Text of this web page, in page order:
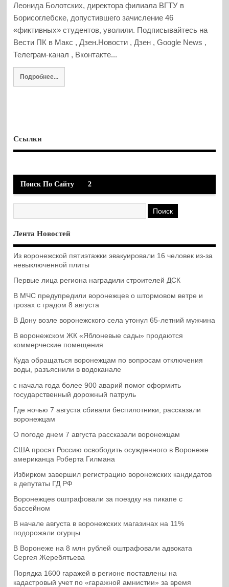
Леонида Болотских, директора филиала ВГТУ в
Борисоглебске, допустившего зачисление 46
«фиктивных» студентов, уволили. Подписывайтесь на
Вести ПК в Макс , Дзен.Новости , Дзен , Google News ,
Телеграм-канал , Вконтакте...
Подробнее...
Ссылки
Поиск По Сайту 2
Лента Новостей
Из воронежской пятиэтажки эвакуировали 16 человек из-за
невыключенной плиты
Первые лица региона наградили строителей ДСК
В МЧС предупредили воронежцев о штормовом ветре и
грозах с градом 8 августа
В Дону возле воронежского села утонул 65-летний мужчина
В воронежском ЖК «Яблоневые сады» продаются
коммерческие помещения
Куда обращаться воронежцам по вопросам отключения
воды, разъяснили в водоканале
с начала года более 900 аварий помог оформить
государственный дорожный патруль
Где ночью 7 августа сбивали беспилотники, рассказали
воронежцам
О погоде днем 7 августа рассказали воронежцам
США просят Россию освободить осужденного в Воронеже
американца Роберта Гилмана
Избирком завершил регистрацию воронежских кандидатов
в депутаты ГД РФ
Воронежцев оштрафовали за поездку на пикапе с
бассейном
В начале августа в воронежских магазинах на 11%
подорожали огурцы
В Воронеже на 8 млн рублей оштрафовали адвоката
Сергея Жеребятьева
Порядка 1600 гаражей в регионе поставлены на
кадастровый учет по «гаражной амнистии» за время